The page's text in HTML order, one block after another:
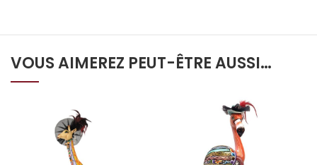
VOUS AIMEREZ PEUT-ÊTRE AUSSI…